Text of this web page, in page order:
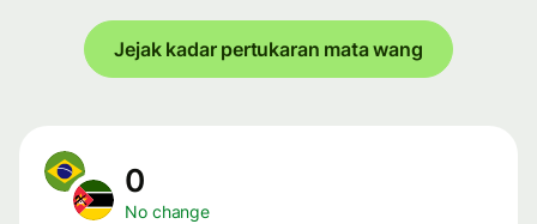
Jejak kadar pertukaran mata wang
0
No change